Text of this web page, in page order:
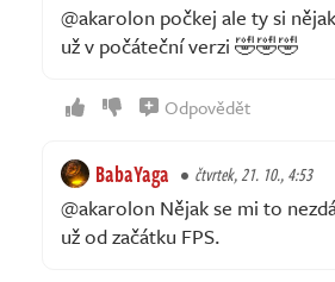
@akarolon počkej ale ty si
už v počáteční verzi 🤣🤣🤣
Odpovědět
BabaYaga čtvrtek, 21. 10., 4:53
@akarolon Nějak se mi to
už od začátku FPS.